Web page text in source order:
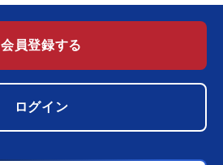
会員登録する
ログイン